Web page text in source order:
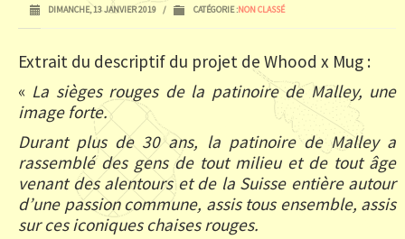
DIMANCHE, 13 JANVIER 2019 / CATÉGORIE :NON CLASSÉ
Extrait du descriptif du projet de Whood x Mug :
« La sièges rouges de la patinoire de Malley, une
image forte.
Durant plus de 30 ans, la patinoire de Malley a
rassemblé des gens de tout milieu et de tout âge
venant des alentours et de la Suisse entière autour
d’une passion commune, assis tous ensemble, assis
sur ces iconiques chaises rouges.